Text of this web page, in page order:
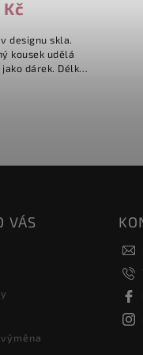
designu skla.
kousek udělá
Délka:
VÁS